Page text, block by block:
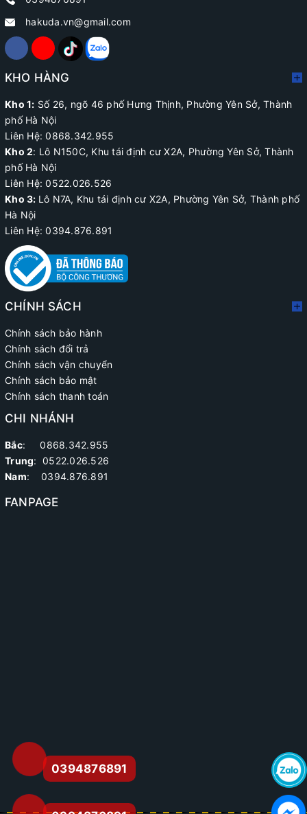
hakuda.vn@gmail.com
KHO HÀNG
Kho 1: Số 26, ngõ 46 phố Hưng Thịnh, Phường Yên Sở, Thành
phố Hà Nội
Liên Hệ: 0868.342.955
Kho 2: Lô N150C, Khu tái định cư X2A, Phường Yên Sở, Thành
phố Hà Nội
Liên Hệ:0522.026.526
Kho 3: Lô N7A, Khu tái định cư X2A, Phường Yên Sở, Thành phố
Hà Nội
Liên Hệ: 0394.876.891
CHÍNH SÁCH
Chính sách bảo hành
Chính sách đổi trả
Chính sách vận chuyển
Chính sách bảo mật
Chính sách thanh toán
CHI NHÁNH
Bắc: 0868.342.955
Trung: 0522.026.526
Nam: 0394.876.891
FANPAGE
0394876891